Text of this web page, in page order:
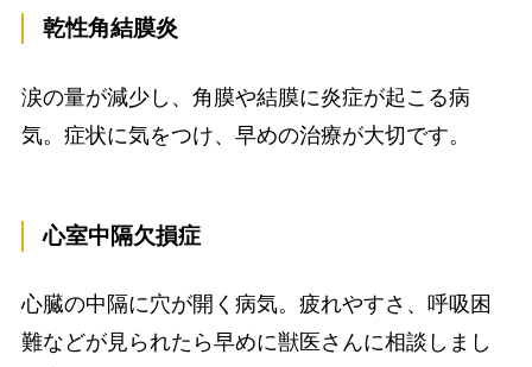
乾性角結膜炎
涙の量が減少し、角膜や結膜に炎症が起こる病
気。症状に気をつけ、早めの治療が大切です。
心室中隔欠損症
心臓の中隔に穴が開く病気。疲れやすさ、呼吸困
難などが見られたら早めに獣医さんに相談しまし